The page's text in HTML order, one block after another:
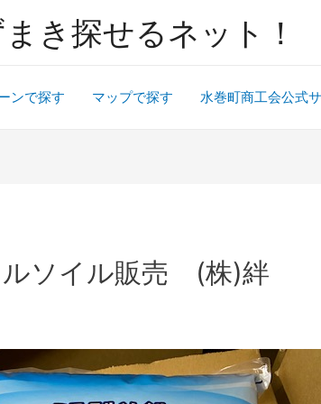
き探せるネット！
ンで探す マップで探す 水巻町商工会公式
ルソイル販売 (株)絆